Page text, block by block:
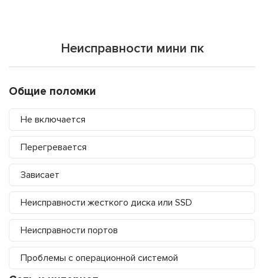
Неисправности мини пк
Общие поломки
Не включается
Перегревается
Зависает
Неисправности жесткого диска или SSD
Неисправности портов
Проблемы с операционной системой